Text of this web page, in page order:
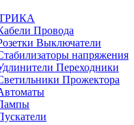
Провода
Выключатели
напряжения
Переходники
Прожектора